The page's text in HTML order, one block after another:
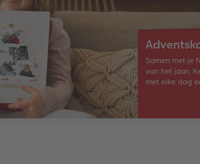
Samen met je
van het jaar,
met elke dag